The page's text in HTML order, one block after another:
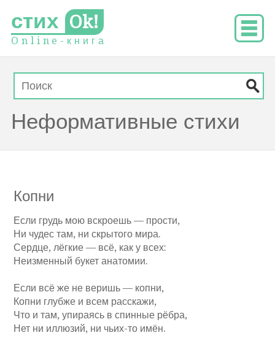
стих Ok!
O n l i n e - к н и г а
Неформативные стихи
Копни
Если грудь мою вскроешь — прости,
Ни чудес там, ни скрытого мира.
Сердце, лёгкие — всё, как у всех:
Неизменный букет анатомии.
Если всё же не веришь — копни,
Копни глубже и всем расскажи,
Что и там, упираясь в спинные рёбра,
Нет ни иллюзий, ни чьих-то имён.